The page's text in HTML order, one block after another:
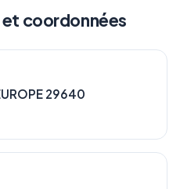
coordonnées
29640